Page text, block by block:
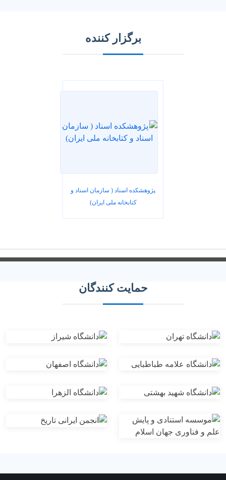
برگزار کننده
پژوهشکده اسناد ( سازمان اسناد و
کتابخانه ملی ایران)
حمایت کنندگان